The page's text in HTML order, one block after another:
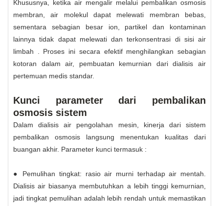
Khususnya, ketika air mengalir melalui pembalikan osmosis
membran, air molekul dapat melewati membran bebas,
sementara sebagian besar ion, partikel dan kontaminan
lainnya tidak dapat melewati dan terkonsentrasi di sisi air
limbah . Proses ini secara efektif menghilangkan sebagian
kotoran dalam air, pembuatan kemurnian dari dialisis air
pertemuan medis standar.
Kunci parameter dari pembalikan
osmosis sistem
Dalam dialisis air pengolahan mesin, kinerja dari sistem
pembalikan osmosis langsung menentukan kualitas dari
buangan akhir. Parameter kunci termasuk :
● Pemulihan tingkat: rasio air murni terhadap air mentah.
Dialisis air biasanya membutuhkan a lebih tinggi kemurnian,
jadi tingkat pemulihan adalah lebih rendah untuk memastikan